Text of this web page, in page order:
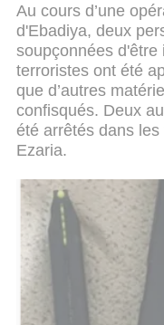
Au cours d’une
d'Ebadiya, deux
soupçonnées
terroristes ont été
que d’autres
confisqués. Deux
été arrêtés dans
Ezaria.